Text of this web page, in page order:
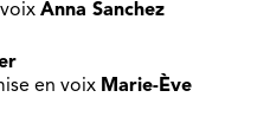
Anna Sanchez
en voix Marie-Ève